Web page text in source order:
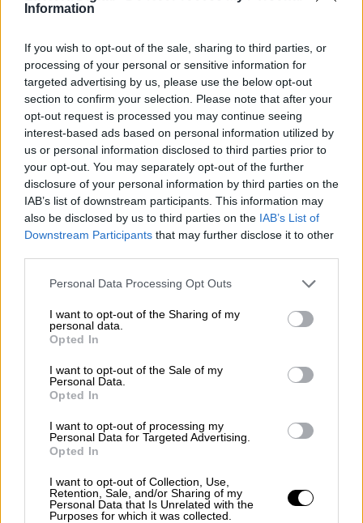
Information
If you wish to opt-out of the sale, sharing to third parties, or
processing of your personal or sensitive information for
targeted advertising by us, please use the below opt-out
section to confirm your selection. Please note that after your
opt-out request is processed you may continue seeing
interest-based ads based on personal information utilized by
us or personal information disclosed to third parties prior to
your opt-out. You may separately opt-out of the further
disclosure of your personal information by third parties on the
IAB’s list of downstream participants. This information may
also be disclosed by us to third parties on the IAB’s List of
Downstream Participants that may further disclose it to other
Personal Data Processing Opt Outs
I want to opt-out of the Sharing of my
personal data.
Opted In
I want to opt-out of the Sale of my
Personal Data.
Opted In
I want to opt-out of processing my
Personal Data for Targeted Advertising.
Opted In
I want to opt-out of Collection, Use,
Retention, Sale, and/or Sharing of my
Personal Data that Is Unrelated with the
Purposes for which it was collected.
Operación Chamartín, "licencia para
especular"
OPINIONES DIVERSAS
¿La ciudadanía de Occidente
es consciente del riesgo de
una tercera guerra mundial?
Geopolítica de Crisis
Por María Comesaña
Votantes y votados
Juan Manuel Beltrán
El Conflicto de Oriente Medio:
Un Nuevo Orden Autoritario